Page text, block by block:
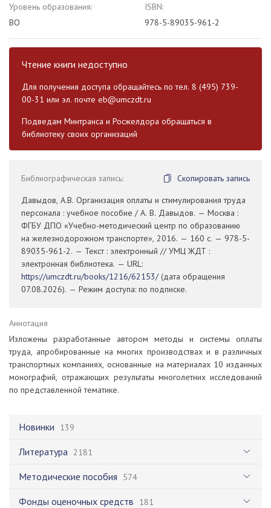
Новинки 139
Литература 2181
Методические пособия 574
Фонды оценочных средств 181
Уровень образования:
ВО
ISBN:
978-5-89035-961-2
Чтение книги недоступно
Для получения доступа обращайтесь по тел. 8 (495) 739-
00-31 или эл. почте eb@umczdt.ru
Подведам Минтранса и Росжелдора обращаться в
библиотеку своих организаций
Библиографическая запись:
Скопировать запись
Давыдов, А.В. Организация оплаты и стимулирования труда
персонала : учебное пособие / А. В. Давыдов. — Москва :
ФГБУ ДПО «Учебно-методический центр по образованию
на железнодорожном транспорте», 2016. — 160 с. — 978-5-
89035-961-2. — Текст : электронный // УМЦ ЖДТ :
электронная библиотека. — URL:
https://umczdt.ru/books/1216/62153/(дата обращения
07.08.2026). — Режим доступа: по подписке.
Аннотация
Изложены разработанные автором методы и системы оплаты
труда, апробированные на многих производствах и в различных
транспортных компаниях, основанные на материалах 10 изданных
монографий, отражающих результаты многолетних исследований
по представленной тематике.